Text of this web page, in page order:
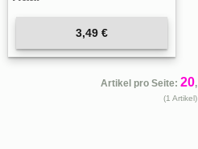
3,49 €
Artikel pro Seite: 20,
(1 Artikel)